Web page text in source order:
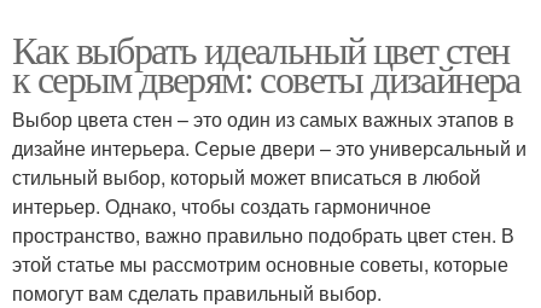
Как выбрать идеальный цвет стен
к серым дверям: советы дизайнера
Выбор цвета стен – это один из самых важных этапов в
дизайне интерьера. Серые двери – это универсальный и
стильный выбор, который может вписаться в любой
интерьер. Однако, чтобы создать гармоничное
пространство, важно правильно подобрать цвет стен. В
этой статье мы рассмотрим основные советы, которые
помогут вам сделать правильный выбор.